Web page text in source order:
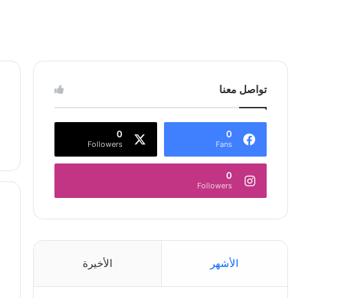
تواصل معنا
0
Fans
0
Followers
0
Followers
الأشهر الأخيرة